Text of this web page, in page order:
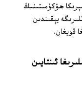
ھۆكۈمىتىنىڭ
يېقىندىن
قويغان.
ئىنتايىن